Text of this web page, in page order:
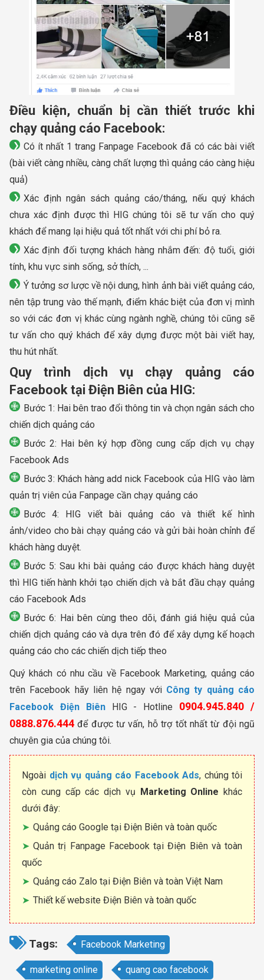
Điều kiện, chuẩn bị cần thiết trước khi
chạy quảng cáo Facebook:
Có ít nhất 1 trang Fanpage Facebook đã có các bài viết
(bài viết càng nhiều, càng chất lượng thì quảng cáo càng hiệu
quả)
Xác định ngân sách quảng cáo/tháng, nếu quý khách
chưa xác định được thì HIG chúng tôi sẽ tư vấn cho quý
khách để mang lại hiệu quả tốt nhất với chi phí bỏ ra.
Xác định đối tượng khách hàng nhắm đến: độ tuổi, giới
tính, khu vực sinh sống, sở thích, ...
Ý tưởng sơ lược về nội dung, hình ảnh bài viết quảng cáo,
nên tập trung vào thế mạnh, điểm khác biệt của đơn vị mình
so với các đơn vị khác cùng ngành nghề, chúng tôi cũng sẽ
tư vấn cho quý khách để xây dựng được một bài viết hay,
thu hút nhất.
Quy trình dịch vụ chạy quảng cáo
Facebook tại Điện Biên của HIG:
Bước 1: Hai bên trao đổi thông tin và chọn ngân sách cho
chiến dịch quảng cáo
Bước 2: Hai bên ký hợp đồng cung cấp dịch vụ chạy
Facebook Ads
Bước 3: Khách hàng add nick Facebook của HIG vào làm
quản trị viên của Fanpage cần chạy quảng cáo
Bước 4: HIG viết bài quảng cáo và thiết kế hình
ảnh/video cho bài chạy quảng cáo và gửi bài hoàn chỉnh để
khách hàng duyệt.
Bước 5: Sau khi bài quảng cáo được khách hàng duyệt
thì HIG tiến hành khởi tạo chiến dịch và bắt đầu chạy quảng
cáo Facebook Ads
Bước 6: Hai bên cùng theo dõi, đánh giá hiệu quả của
chiến dịch quảng cáo và dựa trên đó để xây dựng kế hoạch
quảng cáo cho các chiến dịch tiếp theo
Quý khách có nhu cầu về Facebook Marketing, quảng cáo
trên Facebook hãy liên hệ ngay với Công ty quảng cáo
Facebook Điện BiênHIG - Hotline 0904.945.840 /
0888.876.444 để được tư vấn, hỗ trợ tốt nhất từ đội ngũ
chuyên gia của chúng tôi.
Ngoài dịch vụ quảng cáo Facebook Ads, chúng tôi
còn cung cấp các dịch vụ
Marketing Online khác
dưới đây:
Quảng cáo Google tại Điện Biên và toàn quốc
Quản trị Fanpage Facebook tại Điện Biên và toàn
quốc
Quảng cáo Zalo tại Điện Biên và toàn Việt Nam
Thiết kế website Điện Biên và toàn quốc
Tags: Facebook Marketing
marketing online quang cao facebook